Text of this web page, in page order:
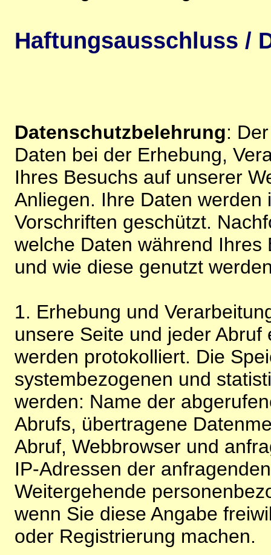
Haftungsausschluss /
Datenschutzbelehrung:
Daten bei der Erhebung,
Ihres Besuchs auf unserer
Anliegen. Ihre Daten
Vorschriften geschützt.
welche Daten während
und wie diese genutzt
1. Erhebung und
unsere Seite und jeder
werden protokolliert. Die
systembezogenen und
werden: Name der
Abrufs, übertragene
Abruf, Webbrowser und
IP-Adressen der
Weitergehende
wenn Sie diese Angabe
oder Registrierung machen.